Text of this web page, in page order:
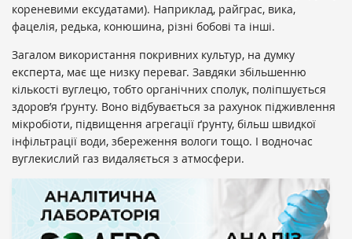
кореневими ексудатами). Наприклад, райграс, вика,
фацелія, редька, конюшина, різні бобові та інші.
Загалом використання покривних культур, на думку
експерта, має ще низку переваг. Завдяки збільшенню
кількості вуглецю, тобто органічних сполук, поліпшується
здоров’я ґрунту. Воно відбувається за рахунок підживлення
мікробіоти, підвищення агрегації ґрунту, більш швидкої
інфільтрації води, збереження вологи тощо. І водночас
вуглекислий газ видаляється з атмосфери.